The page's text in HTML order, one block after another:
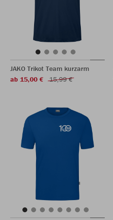
JAKO Trikot Team kurzarm
ab 15,00 €
15,99 €